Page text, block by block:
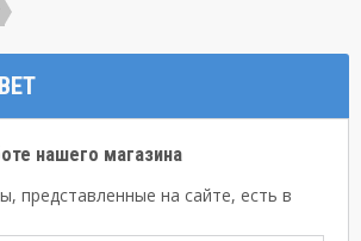
нашего магазина
представленные на сайте, есть в